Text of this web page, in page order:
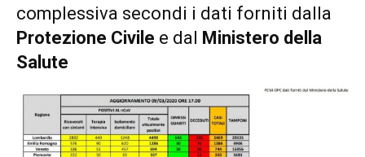
complessiva secondi i dati forniti dalla
Protezione Civile e dal Ministero della
Salute